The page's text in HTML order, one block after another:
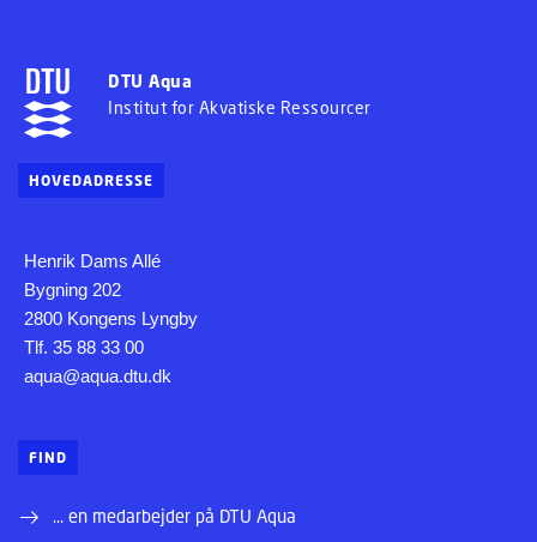
DTU Aqua
Institut for Akvatiske Ressourcer
HOVEDADRESSE
Henrik Dams Allé
Bygning 202
2800 Kongens Lyngby
Tlf. 35 88 33 00
aqua@aqua.dtu.dk
FIND
... en medarbejder på DTU Aqua